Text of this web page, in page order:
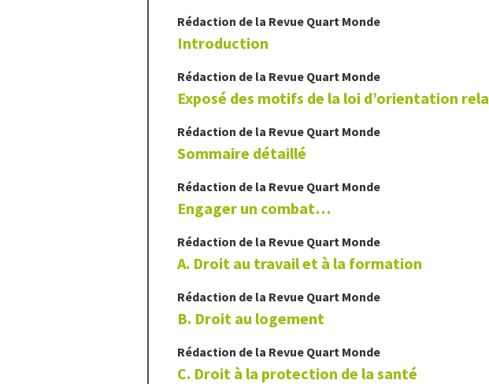
Rédaction de la Revue Quart Monde
Introduction
Rédaction de la Revue Quart Monde
Exposé des motifs de la loi d’orientation
Rédaction de la Revue Quart Monde
Sommaire détaillé
Rédaction de la Revue Quart Monde
Engager un combat…
Rédaction de la Revue Quart Monde
A. Droit au travail et à la formation
Rédaction de la Revue Quart Monde
B. Droit au logement
Rédaction de la Revue Quart Monde
C. Droit à la protection de la santé